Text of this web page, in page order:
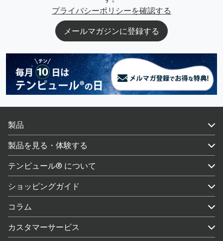
プライバシーポリシーを確認する
メールマガジンに登録する
製品
製品を見る・体験する
テンピュール® について
ショッピングガイド
コラム
カスタマーサービス